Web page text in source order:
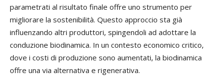
parametrati al risultato finale offre uno strumento per
migliorare la sostenibilità. Questo approccio sta già
influenzando altri produttori, spingendoli ad adottare la
conduzione biodinamica. In un contesto economico critico,
dove i costi di produzione sono aumentati, la biodinamica
offre una via alternativa e rigenerativa.